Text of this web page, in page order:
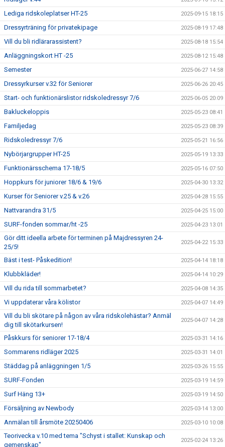
Lediga ridskoleplatser HT-25 2025-09-15 18:15
Dressyrträning för privatekipage 2025-08-19 17:48
Vill du bli ridlärarassistent? 2025-08-18 15:54
Anläggningskort HT -25 2025-08-12 15:48
Semester 2025-06-27 14:58
Dressyrkurser v.32 för Seniorer 2025-06-26 20:45
Start- och funktionärslistor ridskoledressyr 7/6 2025-06-05 20:09
Bakluckeloppis 2025-05-23 08:41
Familjedag 2025-05-23 08:39
Ridskoledressyr 7/6 2025-05-21 16:56
Nybörjargrupper HT-25 2025-05-19 13:33
Funktionärsschema 17-18/5 2025-05-16 07:50
Hoppkurs för juniorer 18/6 & 19/6 2025-04-30 13:32
Kurser för Seniorer v.25 & v.26 2025-04-28 15:55
Nattvarandra 31/5 2025-04-25 15:00
SURF-fonden sommar/ht -25 2025-04-23 13:01
Gör ditt ideella arbete för terminen på Majdressyren 24-
25/5!
2025-04-22 15:33
Bäst i test- Påskedition! 2025-04-14 18:18
Klubbkläder! 2025-04-14 10:29
Vill du rida till sommarbetet? 2025-04-08 14:35
Vi uppdaterar våra kölistor 2025-04-07 14:49
Vill du bli skötare på någon av våra ridskolehästar? Anmäl
dig till skötarkursen!
2025-04-07 14:28
Påskkurs för seniorer 17-18/4 2025-03-31 14:16
Sommarens ridläger 2025 2025-03-31 14:01
Städdag på anläggningen 1/5 2025-03-26 15:55
SURF-Fonden 2025-03-19 14:59
Surf Häng 13+ 2025-03-19 14:50
Försäljning av Newbody 2025-03-14 13:00
Anmälan till årsmöte 20250406 2025-03-10 10:08
Teorivecka v.10 med tema "Schyst i stallet: Kunskap och
gemenskap"
2025-02-24 13:26